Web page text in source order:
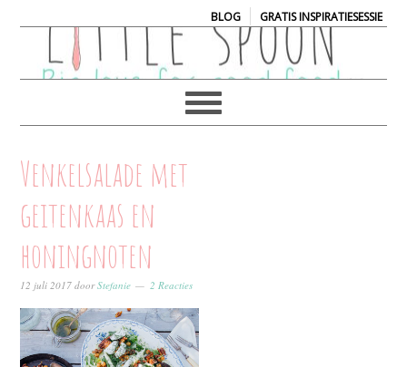
BLOG| GRATIS INSPIRATIESESSIE
Venkelsalade met
geitenkaas en
honingnoten
12 juli 2017 doorStefanie 2 Reacties